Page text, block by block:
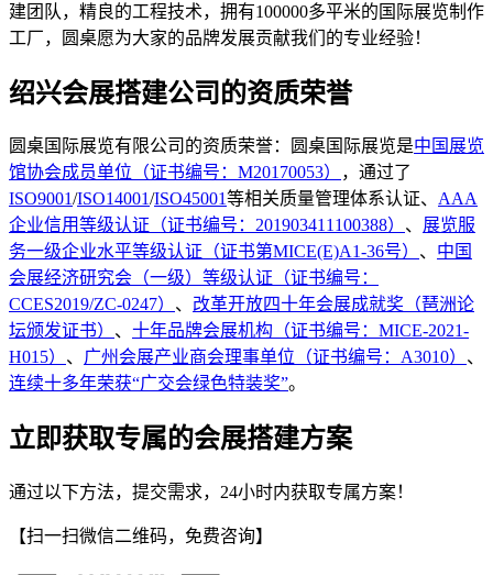
建团队，精良的工程技术，拥有100000多平米的国际展览制作
工厂，圆桌愿为大家的品牌发展贡献我们的专业经验！
绍兴会展搭建公司的资质荣誉
圆桌国际展览有限公司的资质荣誉：圆桌国际展览是中国展览
馆协会成员单位（证书编号：M20170053）
，通过了
ISO9001/ISO14001/ISO45001等相关质量管理体系认证、 AAA
企业信用等级认证（证书编号：201903411100388） 、 展览服
务一级企业水平等级认证（证书第MICE(E)A1-36号） 、 中国
会展经济研究会（一级）等级认证（证书编号：
CCES2019/ZC-0247） 、 改革开放四十年会展成就奖（琶洲论
坛颁发证书） 、 十年品牌会展机构（证书编号：MICE-2021-
H015） 、 广州会展产业商会理事单位（证书编号：A3010） 、
连续十多年荣获“广交会绿色特装奖”。
立即获取专属的会展搭建方案
通过以下方法，提交需求，24小时内获取专属方案！
【扫一扫微信二维码，免费咨询】